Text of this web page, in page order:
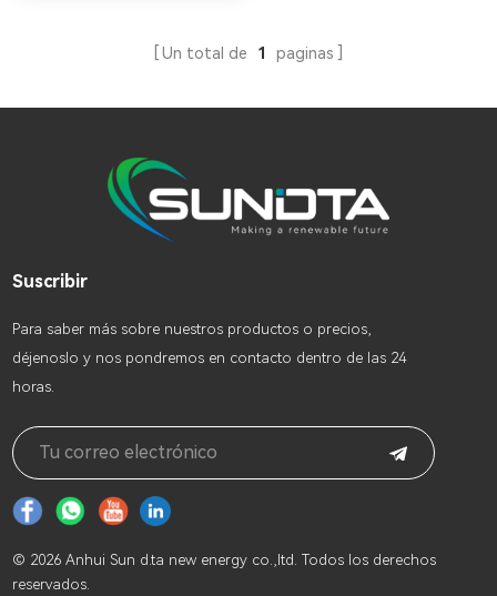
Un total de 1 paginas
Suscribir
Para saber más sobre nuestros productos o precios,
déjenoslo y nos pondremos en contacto dentro de las 24
horas.
© 2026 Anhui Sun d.ta new energy co.,ltd. Todos los derechos
reservados.